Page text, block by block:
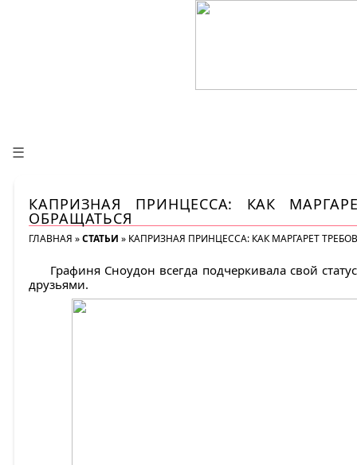
☰
КАПРИЗНАЯ ПРИНЦЕССА: КАК
ОБРАЩАТЬСЯ
ГЛАВНАЯ »СТАТЬИ » КАПРИЗНАЯ ПРИНЦЕССА: КАК МАРГАРЕТ
Графиня Сноудон всегда подчеркивала свой
друзьями.